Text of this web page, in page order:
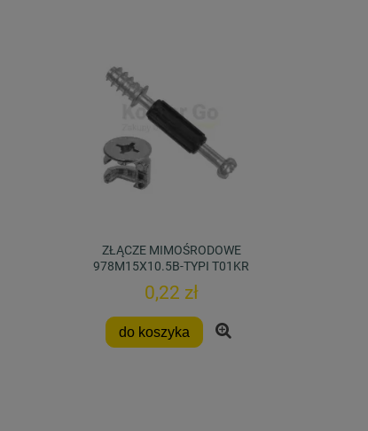
ZŁĄCZE MIMOŚRODOWE
978M15X10.5B-TYPI T01KR
0,22 zł
do koszyka